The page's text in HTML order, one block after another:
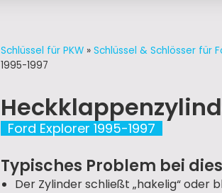
Schlüssel für PKW » Schlüssel & Schlösser für
1995-1997
Ford Explorer 1995-1997
Typisches Problem bei
Der Zylinder schließt „hakelig“ oder